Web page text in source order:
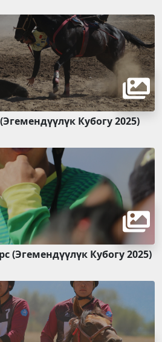
Кубогу 2025)
(Эгемендүүлүк Кубогу 2025)